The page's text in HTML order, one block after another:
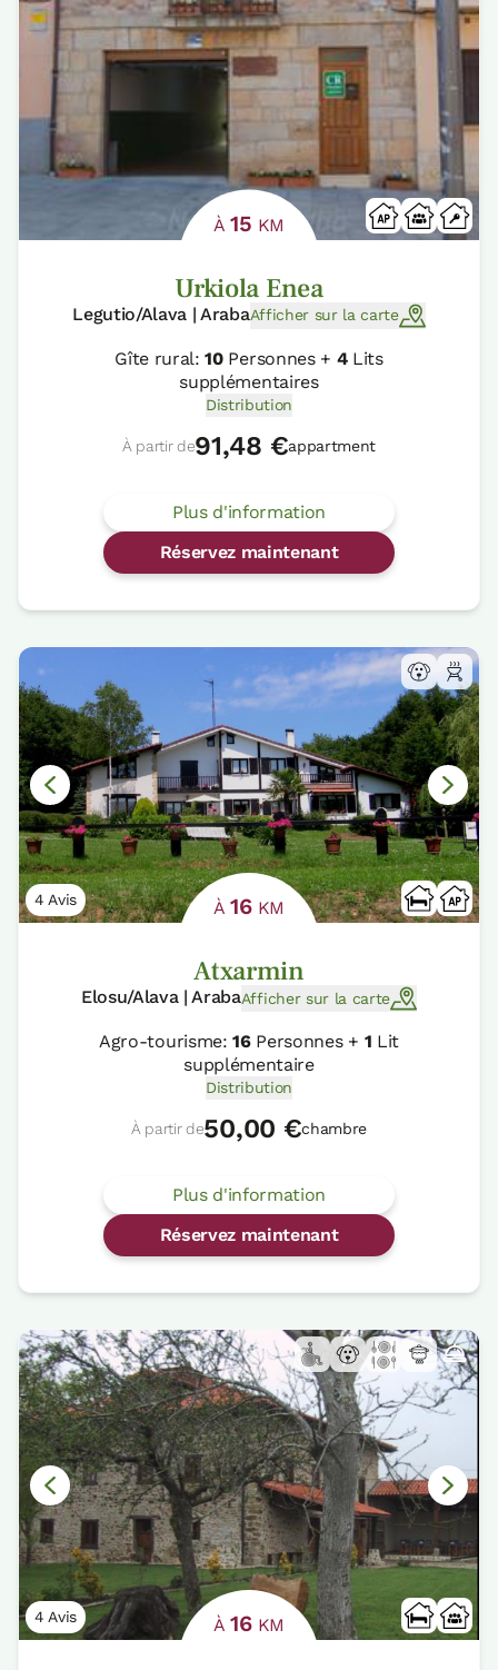
À15 KM
Urkiola Enea
Legutio/Alava | ArabaAfficher sur la carte
Gîte rural:10Personnes + 4Lits
supplémentaires
Distribution
À partir de91,48 €appartment
Plus d'information
Réservez maintenant
4 Avis À16KM
Atxarmin
Elosu/Alava | ArabaAfficher sur la carte
Agro-tourisme:16Personnes + 1 Lit
supplémentaire
Distribution
À partir de50,00 €chambre
Plus d'information
Réservez maintenant
4 Avis À16KM